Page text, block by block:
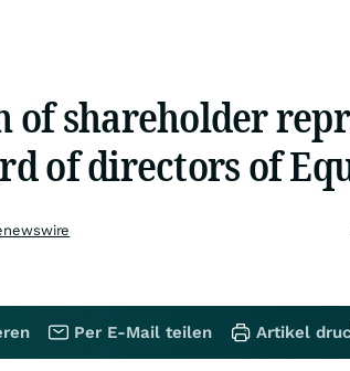
of shareholder
of directors of
Per E-Mail teilen Artikel